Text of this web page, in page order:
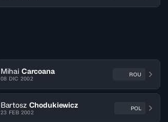
Mihai Carcoana
08 DIC 2002
ROU
Bartosz Chodukiewicz
23 FEB 2002
POL